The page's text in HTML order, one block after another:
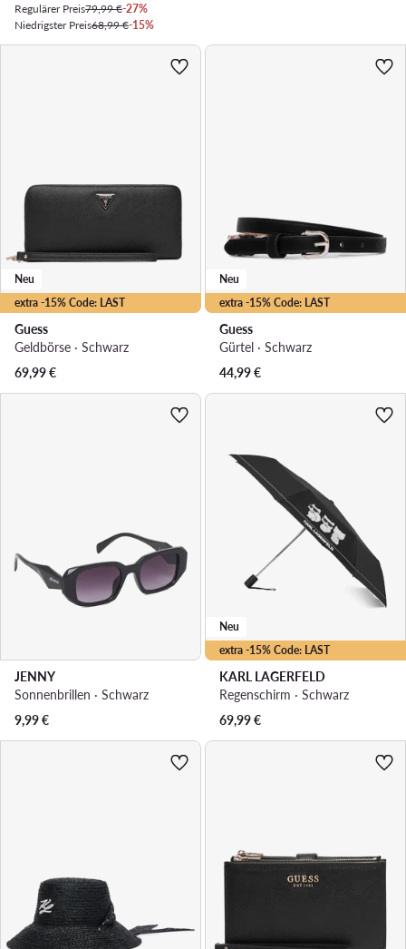
Regulärer Preis79,99 €-27%
Niedrigster Preis68,99 €-15%
extra -15% Code: LAST
Neu
Guess
Geldbörse · Schwarz
69,99€
extra -15% Code: LAST
Neu
Guess
Gürtel · Schwarz
44,99€
JENNY
Sonnenbrillen · Schwarz
9,99€
extra -15% Code: LAST
Neu
KARL LAGERFELD
Regenschirm · Schwarz
69,99€